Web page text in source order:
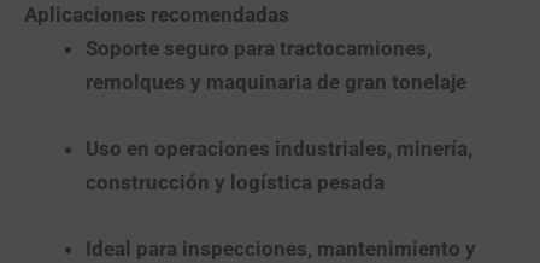
Aplicaciones recomendadas
Soporte seguro para tractocamiones,
remolques y maquinaria de gran tonelaje
Uso en operaciones industriales, minería,
construcción y logística pesada
Ideal para inspecciones, mantenimiento y